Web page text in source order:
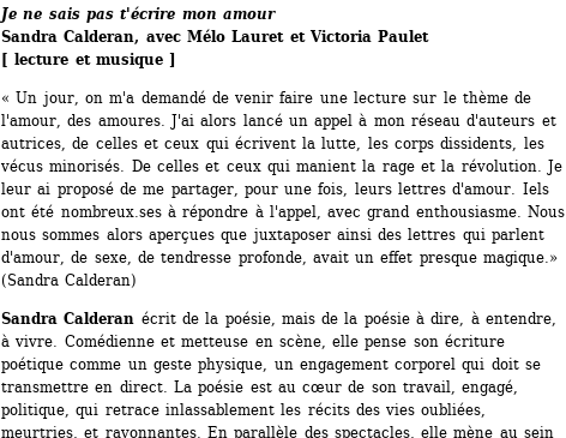
Je ne sais pas t'écrire mon amour
Sandra Calderan, avec Mélo Lauret et Victoria Paulet
[ lecture et musique ]
« Un jour, on m'a demandé de venir faire une lecture sur le thème de
l'amour, des amoures. J'ai alors lancé un appel à mon réseau d'auteurs et
autrices, de celles et ceux qui écrivent la lutte, les corps dissidents, les
vécus minorisés. De celles et ceux qui manient la rage et la révolution. Je
leur ai proposé de me partager, pour une fois, leurs lettres d'amour. Iels
ont été nombreux.ses à répondre à l'appel, avec grand enthousiasme. Nous
nous sommes alors aperçues que juxtaposer ainsi des lettres qui parlent
d'amour, de sexe, de tendresse profonde, avait un effet presque magique.»
(Sandra Calderan)
Sandra Calderan écrit de la poésie, mais de la poésie à dire, à entendre,
à vivre. Comédienne et metteuse en scène, elle pense son écriture
poétique comme un geste physique, un engagement corporel qui doit se
transmettre en direct. La poésie est au cœur de son travail, engagé,
politique, qui retrace inlassablement les récits des vies oubliées,
meurtries, et rayonnantes. En parallèle des spectacles, elle mène au sein